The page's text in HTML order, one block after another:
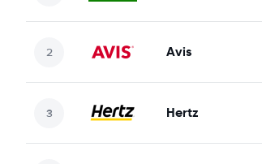
Avis
Hertz